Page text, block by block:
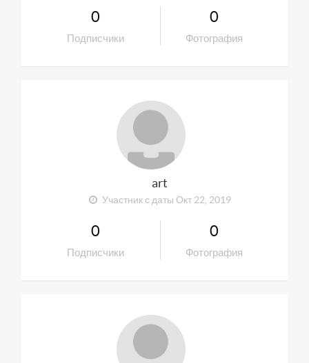
0
Подписчики
0
Фотография
art
Участник с даты Окт 22, 2019
0
Подписчики
0
Фотография